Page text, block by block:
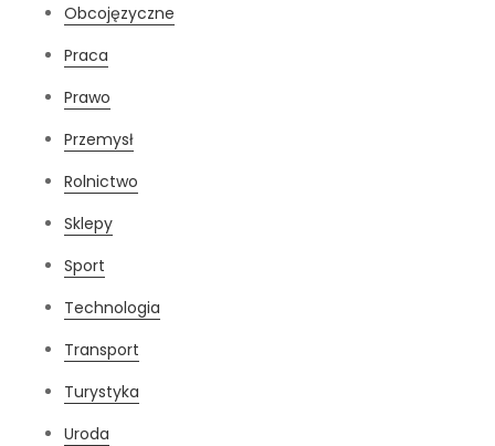
Obcojęzyczne
Praca
Prawo
Przemysł
Rolnictwo
Sklepy
Sport
Technologia
Transport
Turystyka
Uroda